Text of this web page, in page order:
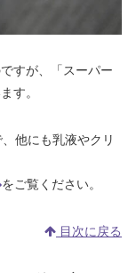
すが、「スーパー
す。
他にも乳液やクリ
をご覧ください。
目次に戻る